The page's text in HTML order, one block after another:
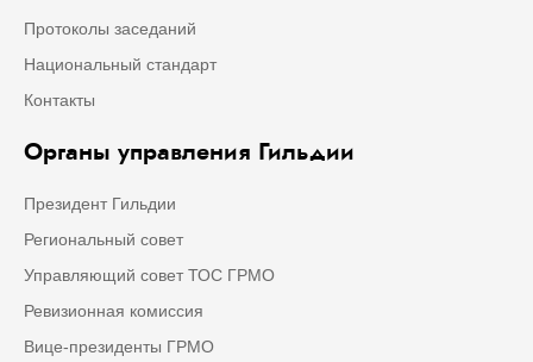
Протоколы заседаний
Национальный стандарт
Контакты
Органы управления Гильдии
Президент Гильдии
Региональный совет
Управляющий совет ТОС ГРМО
Ревизионная комиссия
Вице-президенты ГРМО